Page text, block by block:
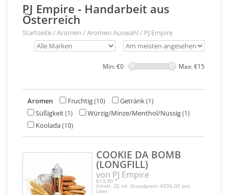
PJ Empire - Handarbeit aus
Österreich
Startseite/Aromen /Aromen Auswahl / PJ Empire
Min: €0 Max: €15
Aromen Fruchtig(10) Getränk(1)
Süßigkeit(1) Würzig/Minze/Menthol/Nussig(1)
Koolada(10)
COOKIE DA BOMB
(LONGFILL)
von PJ Empire
€13,90 *
Inhalt: 20 ml, Grundpreis: €695,00 pro
Liter